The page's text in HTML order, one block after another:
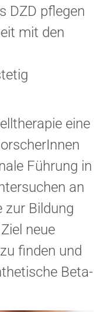
DZD pflegen
mit den
eine
Führung in
an
zur Bildung
neue
finden und
Beta-